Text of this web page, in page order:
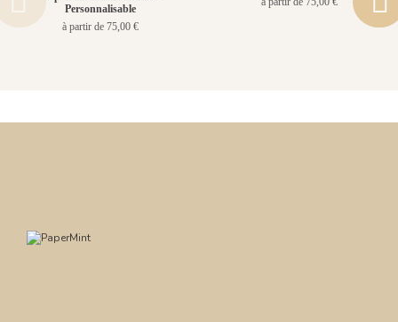
Personnalisable
à partir de 75,00 €